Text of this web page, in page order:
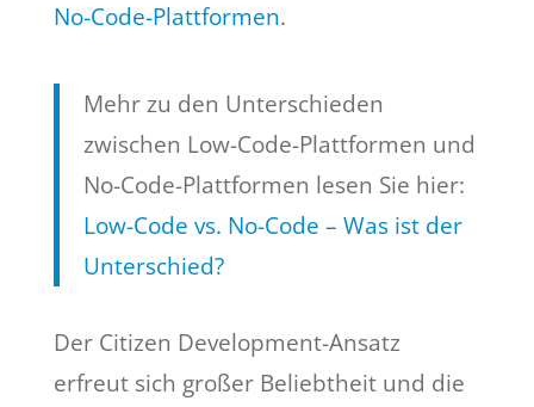
No-Code-Plattformen.
Mehr zu den Unterschieden
zwischen Low-Code-Plattformen und
No-Code-Plattformen lesen Sie hier:
Low-Code vs. No-Code – Was ist der
Unterschied?
Der Citizen Development-Ansatz
erfreut sich großer Beliebtheit und die